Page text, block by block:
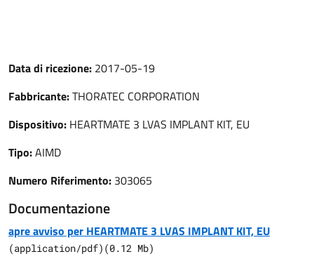
Data di ricezione: 2017-05-19
Fabbricante:THORATEC CORPORATION
Dispositivo: HEARTMATE 3 LVAS IMPLANT KIT, EU
Tipo:AIMD
Numero Riferimento: 303065
Documentazione
apre avviso per HEARTMATE 3 LVAS IMPLANT KIT, EU
(application/pdf) (0.12 Mb)